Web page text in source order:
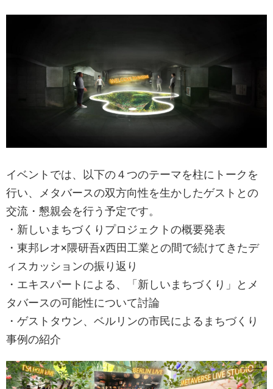
イベントでは、以下の４つのテーマを柱にトークを
行い、メタバースの双方向性を生かしたゲストとの
交流・懇親会を行う予定です。
・新しいまちづくりプロジェクトの概要発表
・東邦レオ×隈研吾x西田工業との間で続けてきたデ
ィスカッションの振り返り
・エキスパートによる、「新しいまちづくり」とメ
タバースの可能性について討論
・ゲストタウン、ベルリンの市民によるまちづくり
事例の紹介